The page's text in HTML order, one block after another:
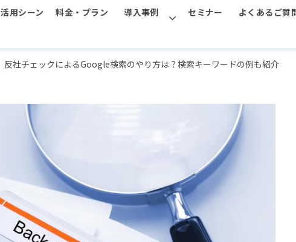
活用シーン 料金・プラン 導入事例 セミナー
よくあるご質
反社チェックによるGoogle検索のやり方は？検索キーワードの例も紹介